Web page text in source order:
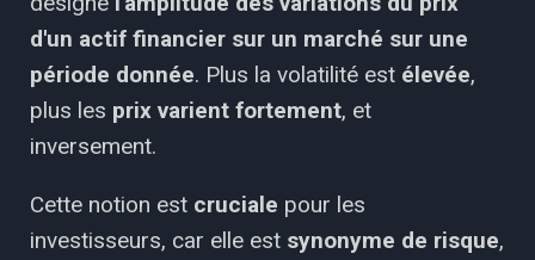
d'un actif financier sur un marché sur une
période donnée. Plus la volatilité est élevée,
plus les prix varient fortement, et
inversement.
Cette notion est cruciale pour les
investisseurs, car elle est synonyme de risque,